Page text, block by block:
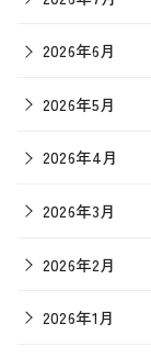
2026年6月
2026年5月
2026年4月
2026年3月
2026年2月
2026年1月